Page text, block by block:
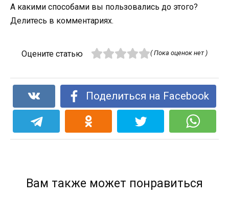
А какими способами вы пользовались до этого?
Делитесь в комментариях.
Оцените статью ( Пока оценок нет )
Поделиться на Facebook
Вам также может понравиться